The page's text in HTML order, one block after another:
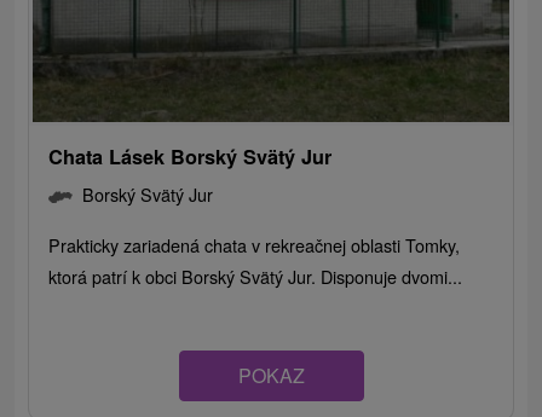
Chata Lásek Borský Svätý Jur
Borský Svätý Jur
Prakticky zariadená chata v rekreačnej oblasti Tomky,
ktorá patrí k obci Borský Svätý Jur. Disponuje dvomi...
POKAZ